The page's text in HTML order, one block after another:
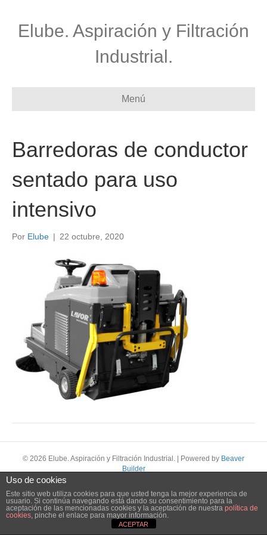
Elube. Aspiración y Filtración
Industrial.
Menú
Barredoras de conductor
sentado para uso
intensivo
Por Elube | 22 octubre, 2020
© 2026 Elube. Aspiración y Filtración Industrial. Powered by Beaver
Builder
Uso de cookies
Este sitio web utiliza cookies para que usted tenga la mejor experiencia de
usuario. Si continúa navegando está dando su consentimiento para la
aceptación de las mencionadas cookies y la aceptación de nuestra política de
cookies, pinche el enlace para mayor información.
ACEPTAR